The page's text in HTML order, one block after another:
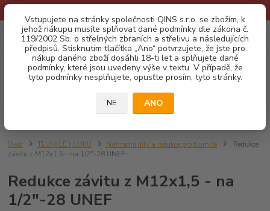
Vstupujete na stránky společnosti QINS s.r.o. se zbožím, k
jehož nákupu musíte splňovat dané podmínky dle zákona č.
119/2002 Sb. o střelných zbraních a střelivu a následujících
předpisů. Stisknutím tlačítka „Ano“ potvrzujete, že jste pro
nákup daného zboží dosáhli 18-ti let a splňujete dané
podmínky, které jsou uvedeny výše v textu. V případě, že
tyto podmínky nesplňujete, opusťte prosím, tyto stránky.
NE ANO
Menu
CZK 0
za0,00 Kč
Úvod TLUMIČE HLUKU Náhradní díly a redukce pro tlumiče
Redukce
závitu z M12x1,5 - na 1/2"-28 UNEF
Redukce závitu z M12x1,5 - na
1/2"-28 UNEF